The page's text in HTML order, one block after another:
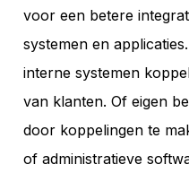
voor een betere
systemen en
interne systemen
van klanten. Of eigen
door koppelingen te
of administratieve